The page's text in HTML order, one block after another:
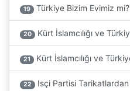
19 Türkiye Bizim Evimiz mi?
20 Kürt İslamcılığı ve
21 Kürt İslamcılığı ve
22 Isçi Partisi